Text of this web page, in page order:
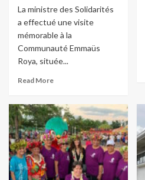
La ministre des Solidarités
a effectué une visite
mémorable à la
Communauté Emmaüs
Roya, située...
Read More